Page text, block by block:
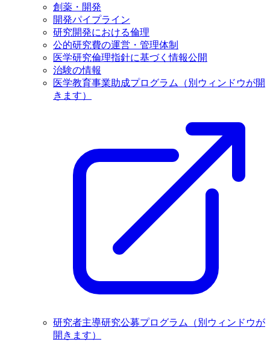
創薬・開発
開発パイプライン
研究開発における倫理
公的研究費の運営・管理体制
医学研究倫理指針に基づく情報公開
治験の情報
医学教育事業助成プログラム
（別ウィンドウが開
きます）
研究者主導研究公募プログラム
（別ウィンドウが
開きます）